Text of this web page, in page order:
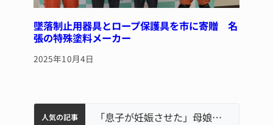
墜落制止用器具とロープ保護具を市に寄贈 名
張の特殊塗料メーカー
2025年10月4日
人気の記事
名張市水道料金47％値上げへ 答申案、審議会で大筋まとまる
中学校の陶壁モニュメント 地元建設会社がボランティアで清掃 伊賀名張市立病院のDMAT、熊本地震の被災地へ 能登以来3回目の派遣 「息子が妊娠させた」母娘だまされ400万円詐欺被害 名張